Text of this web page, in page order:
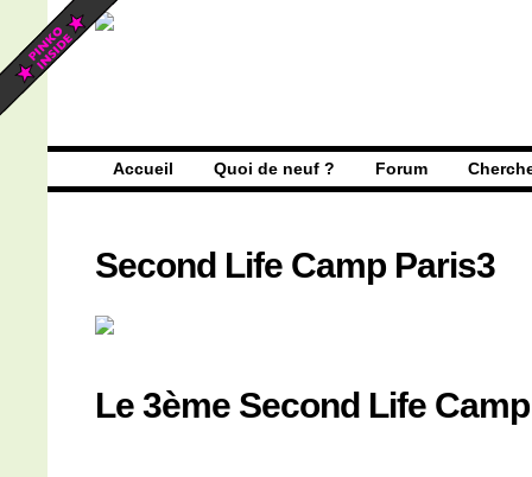
Accueil Quoi de neuf ? Forum
Second Life Camp Paris3
Le 3ème Second Life